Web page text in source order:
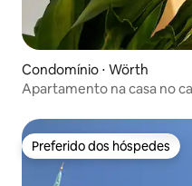
Condomínio ⋅ Wörth
Apartamento na casa no
Preferido dos hóspedes
Preferido dos hóspedes